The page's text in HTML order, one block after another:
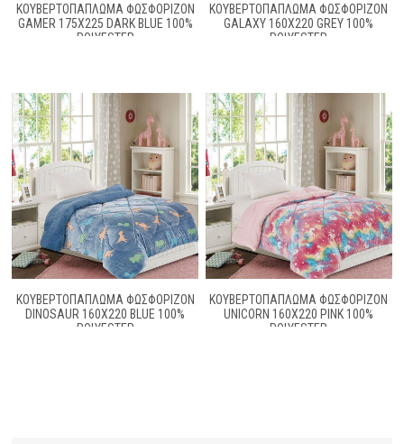
ΚΟΥΒΕΡΤΟΠΆΠΛΩΜΑ ΦΩΣΦΟΡΊΖΟΝ
GAMER 175X225 DARK BLUE 100%
POLYESTER
ΚΟΥΒΕΡΤΟΠΆΠΛΩΜΑ ΦΩΣΦΟΡΊΖΟΝ
GALAXY 160X220 GREY 100%
POLYESTER
ΚΟΥΒΕΡΤΟΠΆΠΛΩΜΑ ΦΩΣΦΟΡΊΖΟΝ
DINOSAUR 160X220 BLUE 100%
POLYESTER
ΚΟΥΒΕΡΤΟΠΆΠΛΩΜΑ ΦΩΣΦΟΡΊΖΟΝ
UNICORN 160X220 PINK 100%
POLYESTER